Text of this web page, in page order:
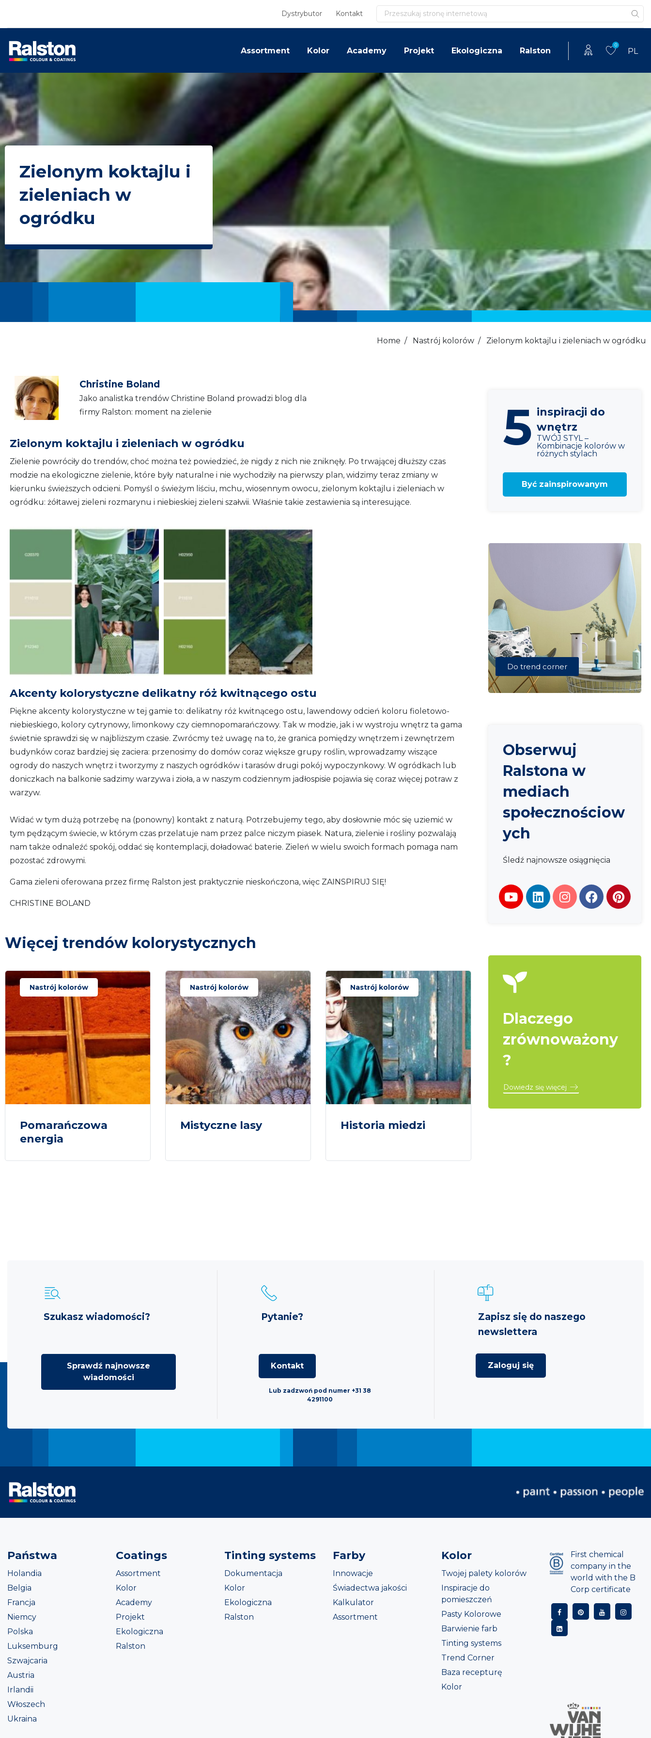
Dystrybutor Kontakt Szukaj
Assortment Kolor Academy Projekt Ekologiczna Ralston
0
PL
Zielonym koktajlu i
zieleniach w
ogródku
Home / Nastrój kolorów / Zielonym koktajlu i zieleniach w ogródku
Christine Boland
Jako analistka trendów Christine Boland prowadzi blog dla
firmy Ralston: moment na zielenie
Zielonym koktajlu i zieleniach w ogródku
Zielenie powróciły do trendów, choć można też powiedzieć, że nigdy z nich nie zniknęły. Po trwającej dłuższy czas
modzie na ekologiczne zielenie, które były naturalne i nie wychodziły na pierwszy plan, widzimy teraz zmiany w
kierunku świeższych odcieni. Pomyśl o świeżym liściu, mchu, wiosennym owocu, zielonym koktajlu i zieleniach w
ogródku: żółtawej zieleni rozmarynu i niebieskiej zieleni szałwii. Właśnie takie zestawienia są interesujące.
Akcenty kolorystyczne delikatny róż kwitnącego ostu
Piękne akcenty kolorystyczne w tej gamie to: delikatny róż kwitnącego ostu, lawendowy odcień koloru fioletowo-
niebieskiego, kolory cytrynowy, limonkowy czy ciemnopomarańczowy. Tak w modzie, jak i w wystroju wnętrz ta gama
świetnie sprawdzi się w najbliższym czasie. Zwrócmy też uwagę na to, że granica pomiędzy wnętrzem i zewnętrzem
budynków coraz bardziej się zaciera: przenosimy do domów coraz większe grupy roślin, wprowadzamy wiszące
ogrody do naszych wnętrz i tworzymy z naszych ogródków i tarasów drugi pokój wypoczynkowy. W ogródkach lub
doniczkach na balkonie sadzimy warzywa i zioła, a w naszym codziennym jadłospisie pojawia się coraz więcej potraw z
warzyw.
Widać w tym dużą potrzebę na (ponowny) kontakt z naturą. Potrzebujemy tego, aby dosłownie móc się uziemić w
tym pędzącym świecie, w którym czas przelatuje nam przez palce niczym piasek. Natura, zielenie i rośliny pozwalają
nam także odnaleźć spokój, oddać się kontemplacji, doładować baterie. Zieleń w wielu swoich formach pomaga nam
pozostać zdrowymi.
Gama zieleni oferowana przez firmę Ralston jest praktycznie nieskończona, więc ZAINSPIRUJ SIĘ!
CHRISTINE BOLAND
Więcej trendów kolorystycznych
Nastrój kolorów
Pomarańczowa
energia
Nastrój kolorów
Mistyczne lasy
Nastrój kolorów
Historia miedzi
5 inspiracji do
wnętrz
TWÓJ STYL –
Kombinacje kolorów w
różnych stylach
Być zainspirowanym
Do trend corner
Obserwuj
Ralstona w
mediach
społecznościow
ych
Śledź najnowsze osiągnięcia
Dlaczego
zrównoważony
?
Dowiedz się więcej
Szukasz wiadomości?
Sprawdź najnowsze
wiadomości
Pytanie?
Kontakt
Lub zadzwoń pod numer +31 38
4291100
Zapisz się do naszego
newslettera
Zaloguj się
Państwa
Holandia
Belgia
Francja
Niemcy
Polska
Luksemburg
Szwajcaria
Austria
Irlandii
Włoszech
Ukraina
Coatings
Assortment
Kolor
Academy
Projekt
Ekologiczna
Ralston
Tinting systems
Dokumentacja
Kolor
Ekologiczna
Ralston
Farby
Innowacje
Świadectwa jakości
Kalkulator
Assortment
Kolor
Twojej palety kolorów
Inspiracje do
pomieszczeń
Pasty Kolorowe
Barwienie farb
Tinting systems
Trend Corner
Baza recepturę
Kolor
First chemical
company in the
world with the B
Corp certificate